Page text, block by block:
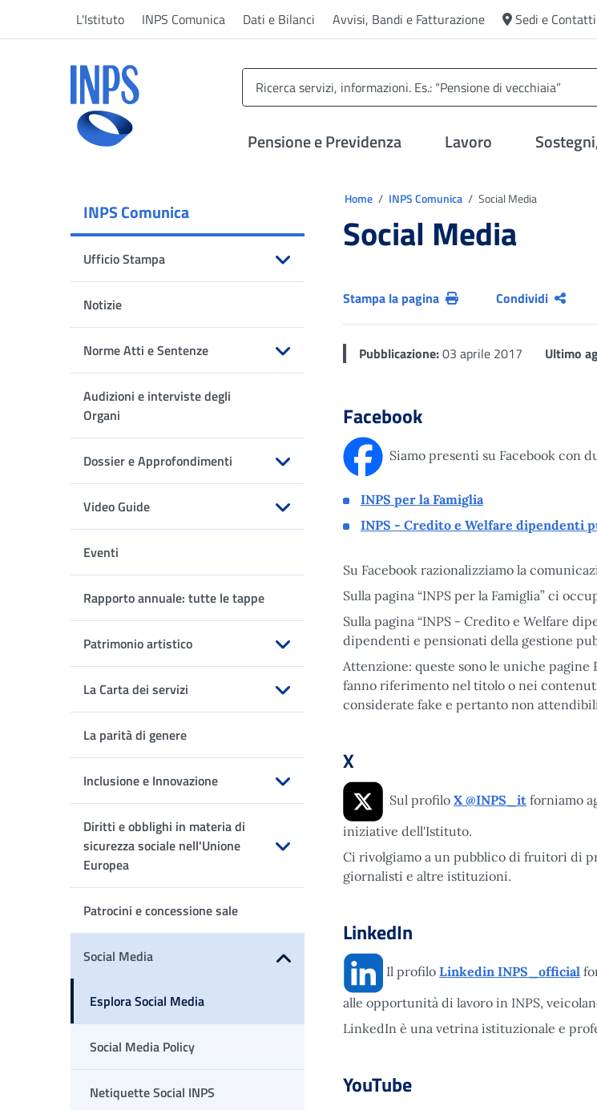
L'Istituto INPS Comunica Dati e Bilanci Avvisi, Bandi e Fatturazione Sedi e Contatti
Pensione e Previdenza Lavoro
INPS Comunica
Ufficio Stampa
Apri sottomenu
Notizie
Norme Atti e Sentenze
Apri sottomenu
Audizioni e interviste degli
Organi
Dossier e Approfondimenti
Apri sottomenu
Video Guide
Apri sottomenu
Eventi
Rapporto annuale: tutte le tappe
Patrimonio artistico
Apri sottomenu
La Carta dei servizi
Apri sottomenu
La parità di genere
Inclusione e Innovazione
Apri sottomenu
Diritti e obblighi in materia di
sicurezza sociale nell'Unione
Europea
Apri sottomenu
Patrocini e concessione sale
Social Media
Esplora Social Media
Social Media Policy
Netiquette Social INPS
Home INPS Comunica Social Media
Social Media
Stampa la pagina Condividi
Pubblicazione:03 aprile 2017 Ultimo
Facebook
Siamo presenti su Facebook con
INPS per la Famiglia
INPS - Credito e Welfare dipendenti
Su Facebook razionalizziamo la
Sulla pagina “INPS per la Famiglia” ci
Sulla pagina “INPS - Credito e Welfare
dipendenti e pensionati della gestione
Attenzione: queste sono le uniche pagine
fanno riferimento nel titolo o nei
considerate fake e pertanto non
X
Sul profilo X @INPS_it forniamo
iniziative dell'Istituto.
Ci rivolgiamo a un pubblico di fruitori di
giornalisti e altre istituzioni.
LinkedIn
Il profilo Linkedin INPS_official
alle opportunità di lavoro in INPS,
LinkedIn è una vetrina istituzionale e
YouTube